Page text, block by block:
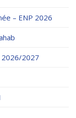
Universitaires
– ENP 2026
2026/2027